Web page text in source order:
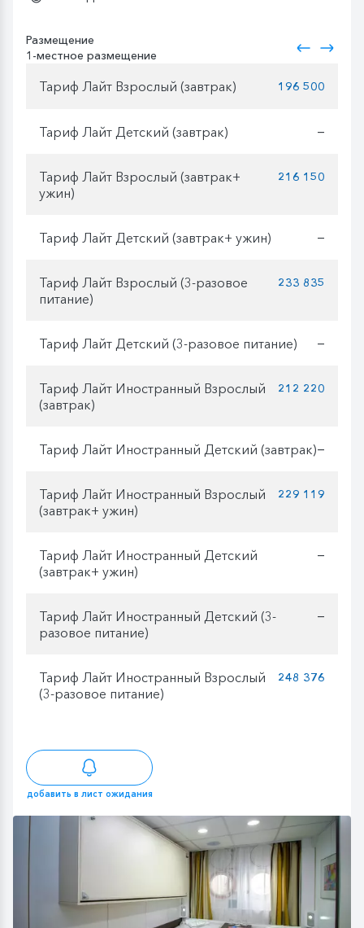
Размещение
1-местное размещение
Тариф Лайт Взрослый (завтрак) 196 500
Тариф Лайт Детский (завтрак) —
Тариф Лайт Взрослый (завтрак+
ужин)
216 150
Тариф Лайт Детский (завтрак+ ужин) —
Тариф Лайт Взрослый (3-разовое
питание)
233 835
Тариф Лайт Детский (3-разовое питание) —
Тариф Лайт Иностранный Взрослый
(завтрак)
212 220
Тариф Лайт Иностранный Детский (завтрак)—
Тариф Лайт Иностранный Взрослый
(завтрак+ ужин)
229 119
Тариф Лайт Иностранный Детский
(завтрак+ ужин)
—
Тариф Лайт Иностранный Детский (3-
разовое питание)
—
Тариф Лайт Иностранный Взрослый
(3-разовое питание)
248 376
добавить в лист ожидания